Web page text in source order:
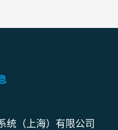
统（上海）有限公司